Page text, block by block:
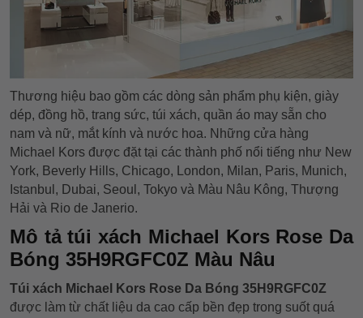
Thương hiệu bao gồm các dòng sản phẩm phụ kiện, giày
dép, đồng hồ, trang sức, túi xách, quần áo may sẵn cho
nam và nữ, mắt kính và nước hoa. Những cửa hàng
Michael Kors được đặt tại các thành phố nổi tiếng như New
York, Beverly Hills, Chicago, London, Milan, Paris, Munich,
Istanbul, Dubai, Seoul, Tokyo và Màu Nâu Kông, Thượng
Hải và Rio de Janerio.
Mô tả túi xách Michael Kors Rose Da
Bóng 35H9RGFC0Z Màu Nâu
Túi xách Michael Kors Rose Da Bóng 35H9RGFC0Z
được làm từ chất liệu da cao cấp bền đẹp trong suốt quá